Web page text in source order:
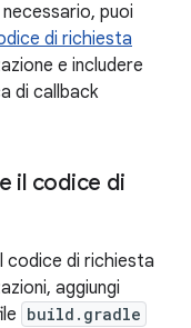
puoi
di richiesta
e includere
di callback
il codice di
codice di richiesta
aggiungi
build.gradle